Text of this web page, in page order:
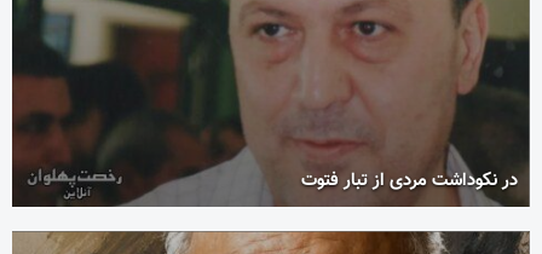
در نکوداشت مردی از تبار فتوت